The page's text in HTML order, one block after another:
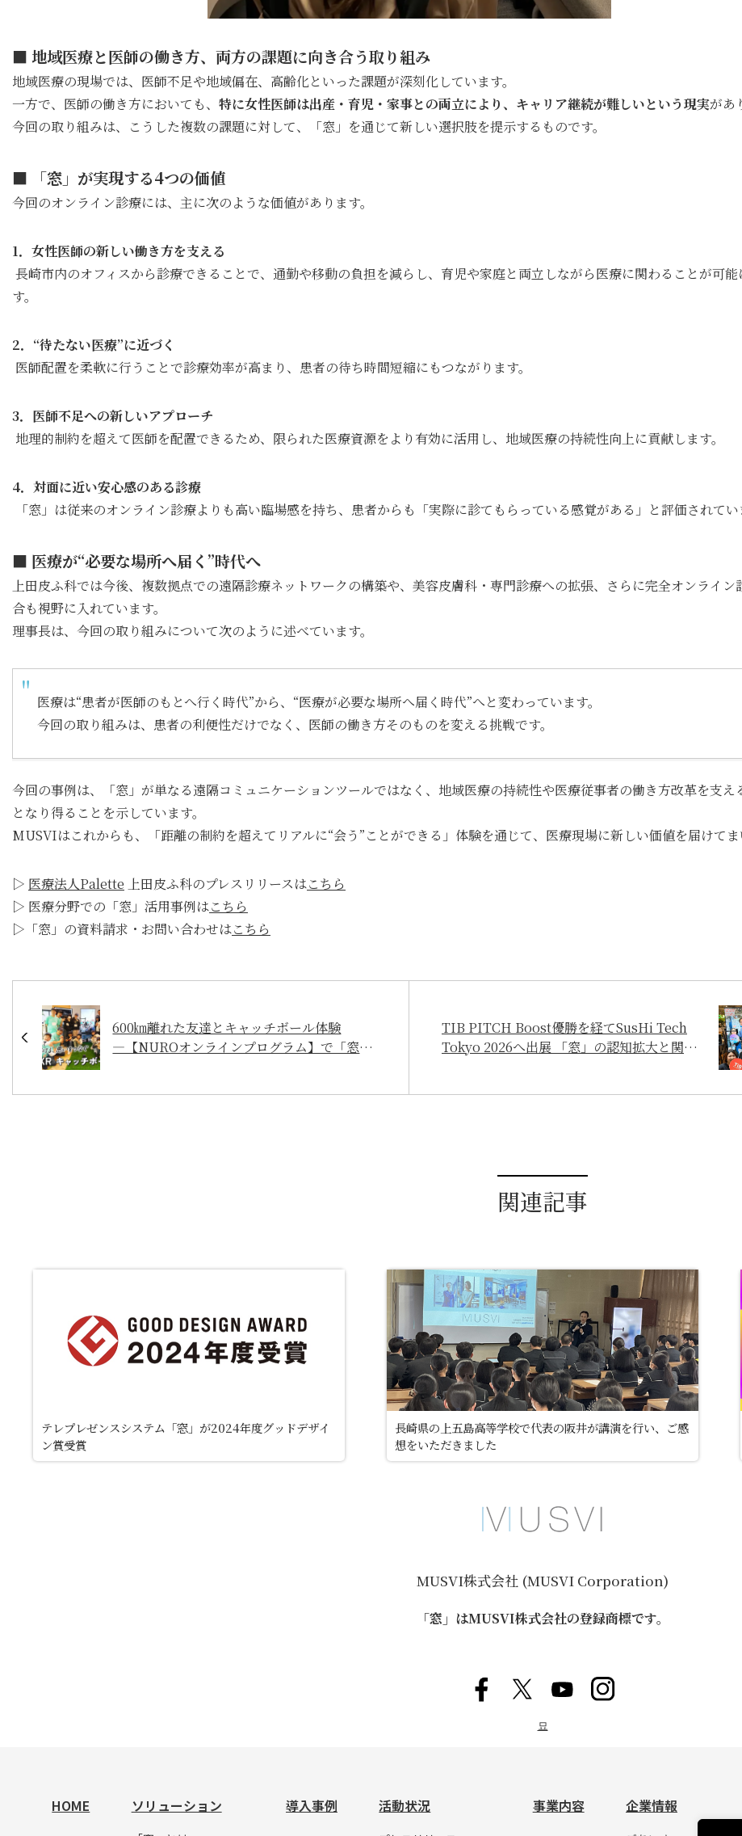
■ 地域医療と医師の働き方、両方の課題に向き合う取り組み
地域医療の現場では、医師不足や地域偏在、高齢化といった課題が深刻化しています。
一方で、医師の働き方においても、 特に女性医師は出産・育児・家事との両立により、キャリア継続が難しいという現実があ
今回の取り組みは、こうした複数の課題に対して、「窓」を通じて新しい選択肢を提示するものです。
■ 「窓」が実現する4つの価値
今回のオンライン診療には、主に次のような価値があります。
1．女性医師の新しい働き方を支える
長崎市内のオフィスから診療できることで、通勤や移動の負担を減らし、育児や家庭と両立しながら医療に関わることが可能
す。
2．“待たない医療”に近づく
医師配置を柔軟に行うことで診療効率が高まり、患者の待ち時間短縮にもつながります。
3．医師不足への新しいアプローチ
地理的制約を超えて医師を配置できるため、限られた医療資源をより有効に活用し、地域医療の持続性向上に貢献します。
4．対面に近い安心感のある診療
「窓」は従来のオンライン診療よりも高い臨場感を持ち、患者からも「実際に診てもらっている感覚がある」と評価されてい
■ 医療が“必要な場所へ届く”時代へ
上田皮ふ科では今後、複数拠点での遠隔診療ネットワークの構築や、美容皮膚科・専門診療への拡張、さらに完全オンライン
合も視野に入れています。
理事長は、今回の取り組みについて次のように述べています。
医療は“患者が医師のもとへ行く時代”から、“医療が必要な場所へ届く時代”へと変わっています。
今回の取り組みは、患者の利便性だけでなく、医師の働き方そのものを変える挑戦です。
今回の事例は、「窓」が単なる遠隔コミュニケーションツールではなく、地域医療の持続性や医療従事者の働き方改革を支え
となり得ることを示しています。
MUSVIはこれからも、「距離の制約を超えてリアルに“会う”ことができる」体験を通じて、医療現場に新しい価値を届けてま
▷ 医療法人Palette 上田皮ふ科のプレスリリースはこちら
▷ 医療分野での「窓」活用事例はこちら
▷「窓」の資料請求・お問い合わせはこちら
600㎞離れた友達とキャッチボール体験
―【NUROオンラインプログラム】で「窓」
TIB PITCH Boost優勝を経てSusHi Tech
Tokyo 2026へ出展 「窓」の認知拡大と関心
関連記事
テレプレゼンスシステム「窓」が2024年度グッドデザイ
ン賞受賞
長崎県の上五島高等学校で代表の阪井が講演を行い、ご感
想をいただきました
MUSVI株式会社 (MUSVI Corporation)
「窓」はMUSVI株式会社の登録商標です。
묘
HOME ソリューション 導入事例 活動状況 事業内容 企業情報